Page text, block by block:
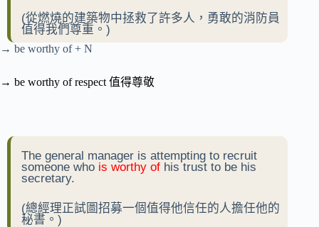
(從燃燒的建築物中拯救了許多人，勇敢的消防員
值得我們尊重。)
→ be worthy of + N
→ be worthy of respect 值得尊敬
The general manager is attempting to recruit
someone who is worthy of his trust to be his
secretary.
(總經理正試圖招募一個值得他信任的人擔任他的
秘書。)